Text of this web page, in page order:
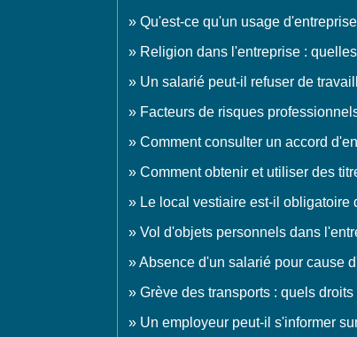
Qu'est-ce qu'un usage
Religion dans l'entreprise :
Un salarié peut-il refuser de
Facteurs de risques
Comment consulter un accord
Comment obtenir et utiliser des
Le local vestiaire est-il obligatoire
Vol d'objets personnels dans
Absence d'un salarié pour cause
Grève des transports : quels
Un employeur peut-il s'informer